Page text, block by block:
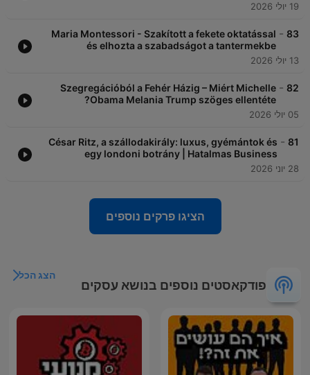
19 יולי 2026
83
-
Maria Montessori - Szakított a fekete oktatással
és elhozta a szabadságot a tantermekbe
13 יולי 2026
82
-
Szegregációból a Fehér Házig – Miért Michelle
Obama Melania Trump szöges ellentéte?
05 יולי 2026
81
-
César Ritz, a szállodakirály: luxus, gyémántok és
egy londoni botrány | Hatalmas Business
28 יוני 2026
הציגו פרקים נוספים
פודקאסטים נוספים בנושא עסקים
הצג הכל